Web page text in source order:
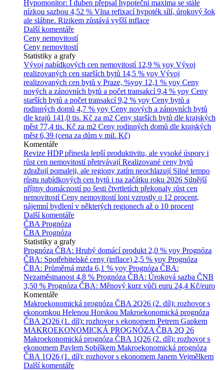
Hypomonitor: I duben přepsal hypoteční maxima se stále
nízkou sazbou 4,52 % Vlna refixací hypoték sílí, úrokový šok
ale slábne. Rizikem zůstává vyšší inflace
Další komentáře
Ceny nemovitostí
Ceny nemovitostí
Statistiky a grafy
Vývoj nabídkových cen nemovitostí 12,9 % yoy Vývoj
realizovaných cen starších bytů 14,5 % yoy Vývoj
realizovaných cen bytů v Praze, %yoy 12,1 % yoy Ceny
nových a zánovních bytů a počet transakcí 9,4 % yoy Ceny
starších bytů a počet transakcí 9,2 % yoy Ceny bytů a
rodinných domů 4,7 % yoy Ceny nových a zánovních bytů
dle krajů 141,0 tis. Kč za m2 Ceny starších bytů dle krajských
měst 77,4 tis. Kč za m2 Ceny rodinných domů dle krajských
měst 6,39 (cena za dům v mil. Kč)
Komentáře
Revize HDP přinesla lepší produktivitu, ale vysoké úspory i
růst cen nemovitostí přetrvávají Realizované ceny bytů
zdražují pomaleji, ale regiony zatím neochlazují Silné tempo
růstu nabídkových cen bytů i na začátku roku 2026 Silnější
příjmy domácností po šesti čtvrtletích překonaly růst cen
nemovitostí Ceny nemovitostí loni vzrostly o 12 procent,
nájemní bydlení v některých regionech až o 10 procent
Další komentáře
ČBA Prognóza
ČBA Prognóza
Statistiky a grafy
Prognóza ČBA: Hrubý domácí produkt 2,0 % yoy Prognóza
ČBA: Spotřebitelské ceny (inflace) 2,5 % yoy Prognóza
ČBA: Průměrná mzda 6,1 % yoy Prognóza ČBA:
Nezaměstnanost 4,8 % Prognóza ČBA: Úroková sazba ČNB
3,50 % Prognóza ČBA: Měnový kurz vůči euru 24,4 Kč/euro
Komentáře
Makroekonomická prognóza ČBA 2Q26 (2. díl): rozhovor s
ekonomkou Helenou Horskou Makroekonomická prognóza
ČBA 2Q26 (1. díl): rozhovor s ekonomem Petrem Gapkem
MAKROEKONOMICKÁ PROGNÓZA ČBA 2Q 26
Makroekonomická prognóza ČBA 1Q26 (2. díl): rozhovor s
ekonomem Pavlem Sobíškem Makroekonomická prognóza
ČBA 1Q26 (1. díl): rozhovor s ekonomem Janem Vejmělkem
Další komentáře